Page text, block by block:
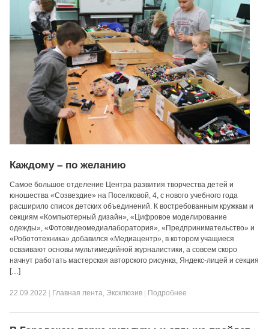
Каждому – по желанию
Самое большое отделение Центра развития творчества детей и
юношества «Созвездие» на Поселковой, 4, с нового учебного года
расширило список детских объединений. К востребованным кружкам и
секциям «Компьютерный дизайн», «Цифровое моделирование
одежды», «Фотовидеомедиалаборатория», «Предпринимательство» и
«Робототехника» добавился «Медиацентр», в котором учащиеся
осваивают основы мультимедийной журналистики, а совсем скоро
начнут работать мастерская авторского рисунка, Яндекс-лицей и секция
[…]
22.09.2022 Главная лента, Эксклюзив Подробнее